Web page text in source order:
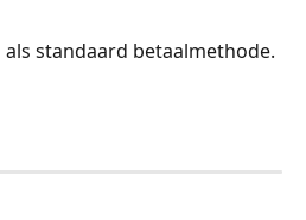
standaard betaalmethode.